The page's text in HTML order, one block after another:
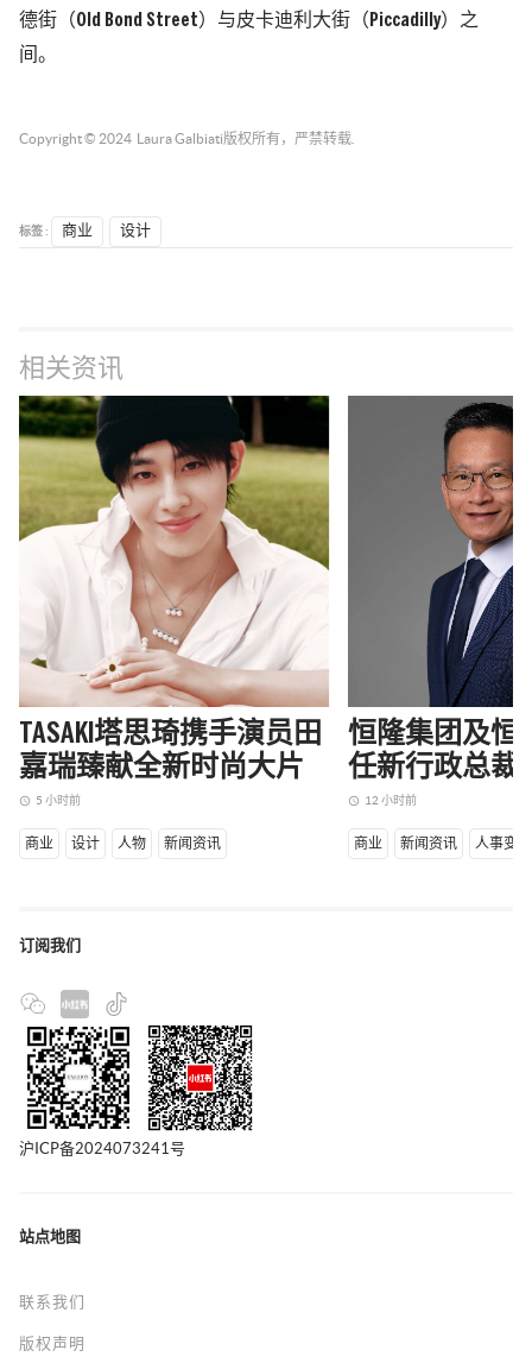
德街（Old Bond Street）与皮卡迪利大街（Piccadilly）之
间。
Copyright © 2024 Laura Galbiati 版权所有，严禁转载.
标签 : 商业 设计
相关资讯
TASAKI塔思琦携手演员田
嘉瑞臻献全新时尚大片
access_time 5 小时前
商业 设计 人物 新闻资讯
恒隆集团及恒
任新行政总裁
access_time 12 小时前
商业 新闻资讯 人事变动
订阅我们
沪ICP备2024073241号
站点地图
联系我们
版权声明